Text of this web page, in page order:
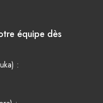
équipe dès
: